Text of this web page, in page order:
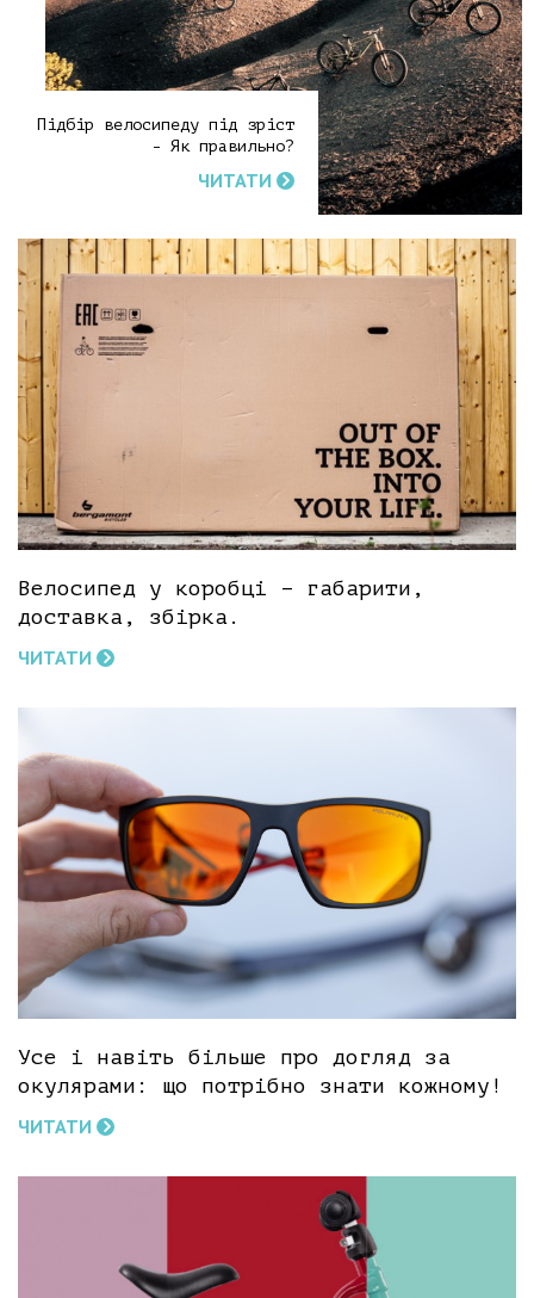
Підбір велосипеду під зріст
- Як правильно?
ЧИТАТИ
Велосипед у коробці – габарити,
доставка, збірка.
ЧИТАТИ
Усе і навіть більше про догляд за
окулярами: що потрібно знати кожному!
ЧИТАТИ